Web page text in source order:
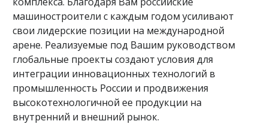
машиностроители с каждым годом усиливают
свои лидерские позиции на международной
арене. Реализуемые под Вашим руководством
глобальные проекты создают условия для
интеграции инновационных технологий в
промышленность России и продвижения
высокотехнологичной ее продукции на
внутренний и внешний рынок.